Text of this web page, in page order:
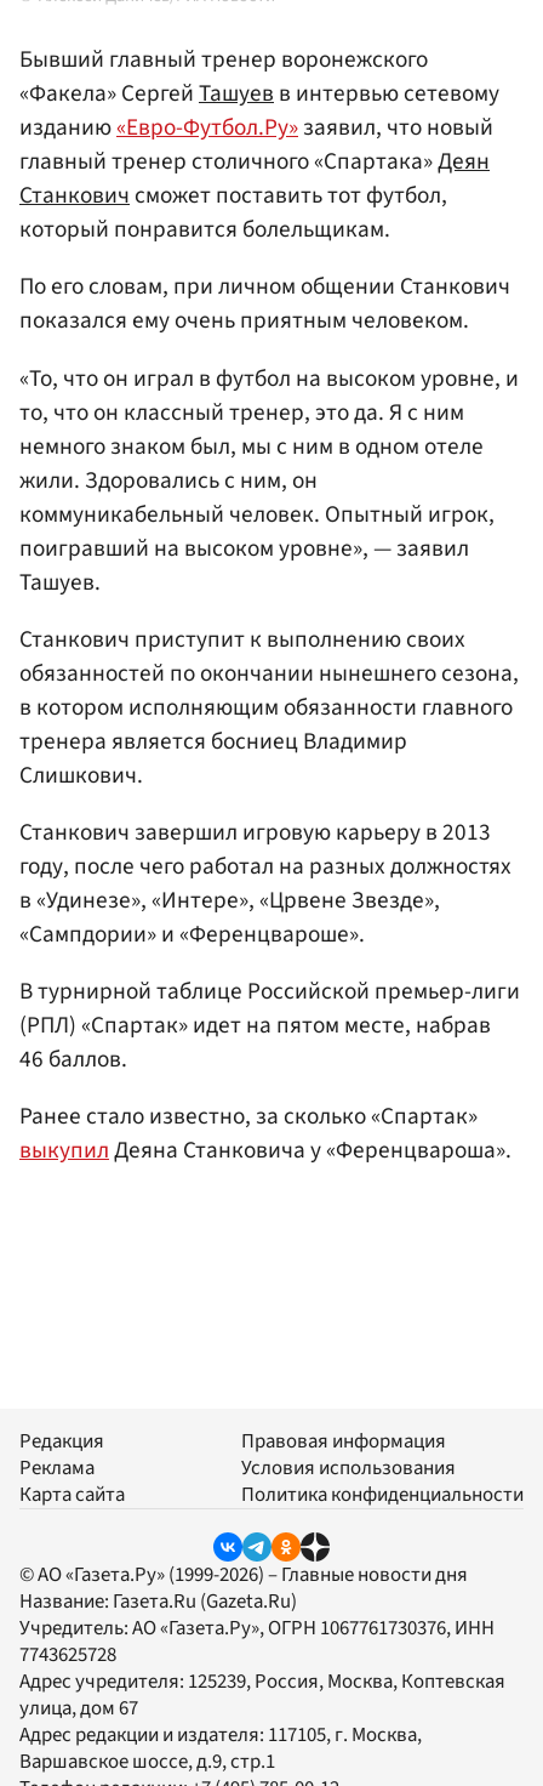
Бывший главный тренер воронежского
«Факела» СергейТашуевв интервью сетевому
изданию«Евро-Футбол.Ру»заявил, что новый
главный тренер столичного «Спартака»Деян
Станковичсможет поставить тот футбол,
который понравится болельщикам.
По его словам, при личном общении Станкович
показался ему очень приятным человеком.
«То, что он играл в футбол на высоком уровне, и
то, что он классный тренер, это да. Я с ним
немного знаком был, мы с ним в одном отеле
жили. Здоровались с ним, он
коммуникабельный человек. Опытный игрок,
поигравший на высоком уровне», — заявил
Ташуев.
Станкович приступит к выполнению своих
обязанностей по окончании нынешнего сезона,
в котором исполняющим обязанности главного
тренера является босниец Владимир
Слишкович.
Станкович завершил игровую карьеру в 2013
году, после чего работал на разных должностях
в «Удинезе», «Интере», «Црвене Звезде»,
«Сампдории» и «Ференцвароше».
В турнирной таблице Российской премьер-лиги
(РПЛ) «Спартак» идет на пятом месте, набрав
46 баллов.
Ранее стало известно, за сколько «Спартак»
выкупилДеяна Станковича у «Ференцвароша».
Редакция
Реклама
Карта сайта
Правовая информация
Условия использования
Политика конфиденциальности
© АО «Газета.Ру» (1999-2026) – Главные новости дня
Название: Газета.Ru (Gazeta.Ru)
Учредитель:АО «Газета.Ру», ОГРН 1067761730376, ИНН
7743625728
Адрес учредителя: 125239, Россия, Москва, Коптевская
улица, дом 67
Адрес редакции и издателя: 117105, г. Москва,
Варшавское шоссе, д.9, стр.1